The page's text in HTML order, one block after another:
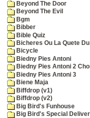
Beyond The Door
Beyond The Evil
Bgm
Bibber
Bible Quiz
Bicheres Ou La Quete
Bicycle
Biedny Pies Antoni
Biedny Pies Antoni 2
Biedny Pies Antoni 3
Biene Maja
Biffdrop (v1)
Biffdrop (v2)
Big Bird's Funhouse
Big Bird's Special